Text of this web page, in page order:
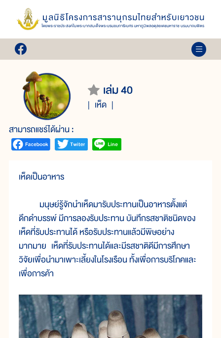
เล่ม 40
เห็ด
สามารถแชร์ได้ผ่าน :
เห็ดเป็นอาหาร
มนุษย์รู้จักนำเห็ดมารับประทานเป็นอาหารตั้งแต่
ดึกดำบรรพ์ มีการลองรับประทาน บันทึกรสชาติชนิดของ
เห็ดที่รับประทานได้ หรือรับประทานแล้วมีพิษอย่าง
มากมาย เห็ดที่รับประทานได้และมีรสชาติดีมีการศึกษา
วิจัยเพื่อนำมาเพาะเลี้ยงในโรงเรือน ทั้งเพื่อการบริโภคและ
เพื่อการค้า